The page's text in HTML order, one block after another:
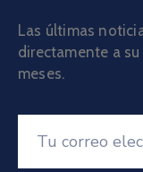
Las últimas
directamente a
meses.